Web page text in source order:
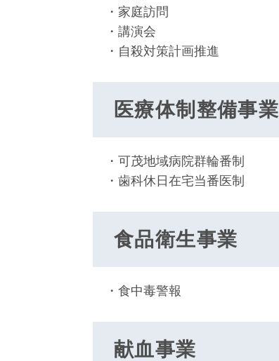
・家庭訪問
・講演会
・自殺対策計画推進
医療体制整備事業
・可茂地域病院群輪番制
・歯科休日在宅当番医制
食品衛生事業
・食中毒警報
献血事業